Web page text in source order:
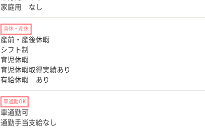
家庭用 なし
育休・産休
産前・産後休暇
シフト制
育児休暇
育児休暇取得実績あり
有給休暇 あり
車通勤OK
車通勤可
通勤手当支給なし